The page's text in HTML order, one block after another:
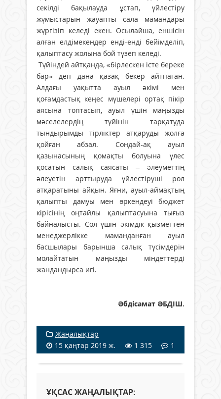
секілді бақылауда ұстап, үйлестіру
жұмыстарын жауапты сала мамандары
жүргізіп келеді екен. Осылайша, еншісін
алған елдімекендер енді-енді бейімделіп,
қалыптасу жолына бой түзеп келеді.
Түйіндей айтқанда, «бірлескен істе береке
бар» деп дана қазақ бекер айтпаған.
Алдағы уақытта ауыл әкімі мен
қоғамдастық кеңес мүшелері ортақ пікір
аясына топтасып, ауыл үшін маңызды
мәселелердің түйінін тарқатуда
тындырымды тірліктер атқаруды жолға
қойған абзал. Сондай-ақ ауыл
қазынасының қомақты болуына үлес
қосатын салық саясаты – әлеуметтің
әлеуетін арттыруда үйлестіруші рөл
атқаратыны айқын. Яғни, ауыл-аймақтың
қалыпты дамуы мен өркендеуі бюджет
кірісінің оңтайлы қалыптасуына тығыз
байналысты. Сол үшін әкімдік қызметтен
менеджерлікке маманданған ауыл
басшылары барынша салық түсімдерін
молайтатын маңызды міндеттерді
жандандырса игі.
Әбдісамат ӘБДІШ.
Жаңалықтар
15 қаңтар 2019 ж.
1 315 1
ҰҚСАС ЖАҢАЛЫҚТАР: